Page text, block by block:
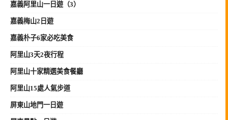
嘉義阿里山一日遊（3）
嘉義梅山2日遊
嘉義朴子6家必吃美食
阿里山3天2夜行程
阿里山十家精選美食餐廳
阿里山15處人氣步道
屏東山地門一日遊